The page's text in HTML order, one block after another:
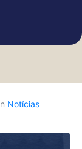
Notícias